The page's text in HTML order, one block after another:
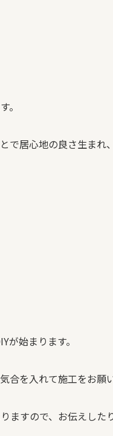
。
居心地の良さ生まれ
が始まります。
合を入れて施工をお願
ますので、お伝えし